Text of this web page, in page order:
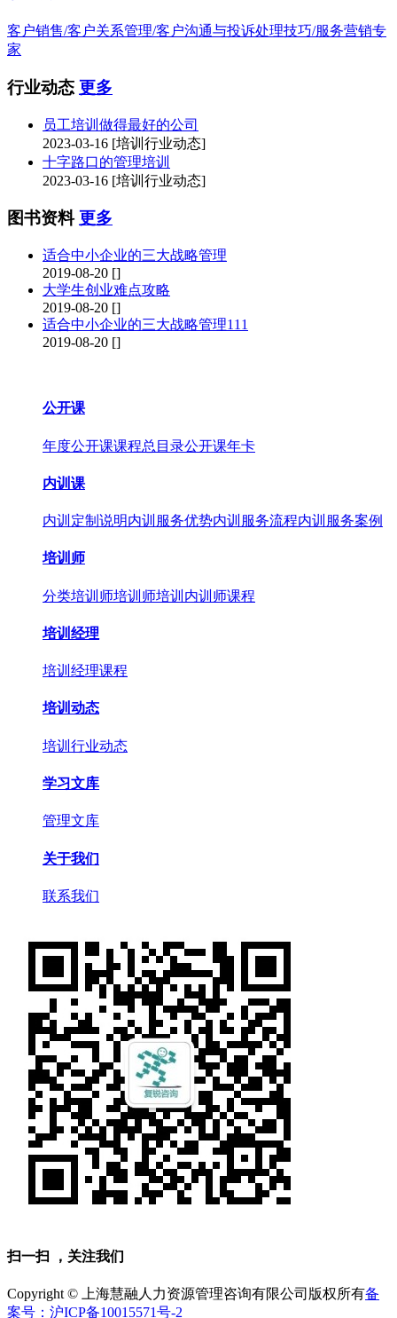
客户销售/客户关系管理/客户沟通与投诉处理技巧/服务营销专
家
行业动态 更多
员工培训做得最好的公司
2023-03-16 [培训行业动态]
十字路口的管理培训
2023-03-16 [培训行业动态]
图书资料更多
适合中小企业的三大战略管理
2019-08-20 []
大学生创业难点攻略
2019-08-20 []
适合中小企业的三大战略管理111
2019-08-20 []
公开课
年度公开课课程总目录公开课年卡
内训课
内训定制说明内训服务优势内训服务流程内训服务案例
培训师
分类培训师培训师培训 内训师课程
培训经理
培训经理课程
培训动态
培训行业动态
学习文库
管理文库
关于我们
联系我们
扫一扫 ，关注我们
Copyright © 上海慧融人力资源管理咨询有限公司 版权所有备
案号：沪ICP备10015571号-2